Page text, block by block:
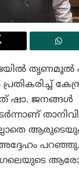
തൃണമൂൽ
ഷാ. ജനങ്ങൾ
അദ്ദേഹം